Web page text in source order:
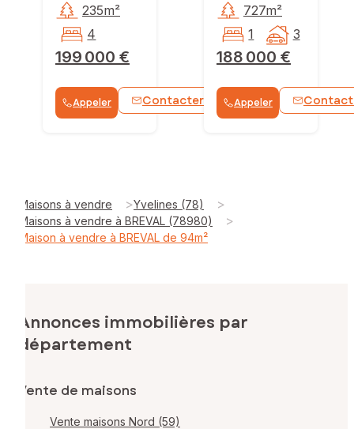
199 000 €
235m²
4
Appeler Contacter WhatsApp
188 000 €
727m²
1
3
Appeler
Maisons à vendre >Yvelines (78) >
Maisons à vendre à BREVAL (78980) >
Maison à vendre à BREVAL de 94m²
Annonces immobilières par
département
Vente de maisons
Vente maisons Nord (59)